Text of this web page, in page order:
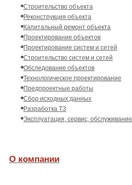
Строительство объекта
Реконструкция объекта
Капитальный ремонт объекта
Проектирование объектов
Проектирование систем и сетей
Строительство систем и сетей
Обследование объектов
Технологическое проектирование
Предпроектные работы
Сбор исходных данных
Разработка ТЗ
Эксплуатация, сервис, обслуживание
О компании